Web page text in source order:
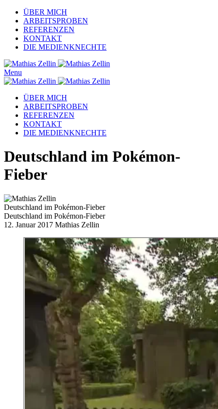
ÜBER MICH
ARBEITSPROBEN
REFERENZEN
KONTAKT
DIE MEDIENKNECHTE
Menu
ÜBER MICH
ARBEITSPROBEN
REFERENZEN
KONTAKT
DIE MEDIENKNECHTE
Deutschland im Pokémon-
Fieber
Deutschland im Pokémon-Fieber
Deutschland im Pokémon-Fieber
12. Januar 2017 Mathias Zellin